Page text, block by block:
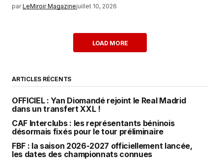
par LeMiroir Magazinejuillet 10, 2026
LOAD MORE
ARTICLES RÉCENTS
OFFICIEL : Yan Diomandé rejoint le Real Madrid
dans un transfert XXL !
CAF Interclubs : les représentants béninois
désormais fixés pour le tour préliminaire
FBF : la saison 2026-2027 officiellement lancée,
les dates des championnats connues